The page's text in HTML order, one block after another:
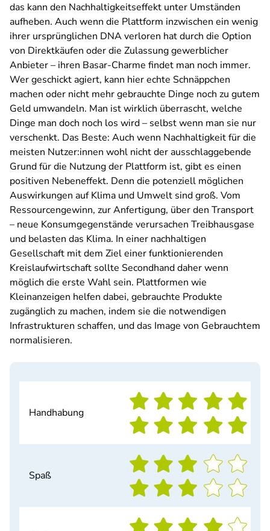
das kann den Nachhaltigkeitseffekt unter Umständen
aufheben. Auch wenn die Plattform inzwischen ein wenig
ihrer ursprünglichen DNA verloren hat durch die Option
von Direktkäufen oder die Zulassung gewerblicher
Anbieter – ihren Basar-Charme findet man noch immer.
Wer geschickt agiert, kann hier echte Schnäppchen
machen oder nicht mehr gebrauchte Dinge noch zu gutem
Geld umwandeln. Man ist wirklich überrascht, welche
Dinge man doch noch los wird – selbst wenn man sie nur
verschenkt. Das Beste: Auch wenn Nachhaltigkeit für die
meisten Nutzer:innen wohl nicht der ausschlaggebende
Grund für die Nutzung der Plattform ist, gibt es einen
positiven Nebeneffekt. Denn die potenziell möglichen
Auswirkungen auf Klima und Umwelt sind groß. Vom
Ressourcengewinn, zur Anfertigung, über den Transport
– neue Konsumgegenstände verursachen Treibhausgase
und belasten das Klima. In einer nachhaltigen
Gesellschaft mit dem Ziel einer funktionierenden
Kreislaufwirtschaft sollte Secondhand daher wenn
möglich die erste Wahl sein. Plattformen wie
Kleinanzeigen helfen dabei, gebrauchte Produkte
zugänglich zu machen, indem sie die notwendigen
Infrastrukturen schaffen, und das Image von Gebrauchtem
normalisieren.
Handhabung
Spaß